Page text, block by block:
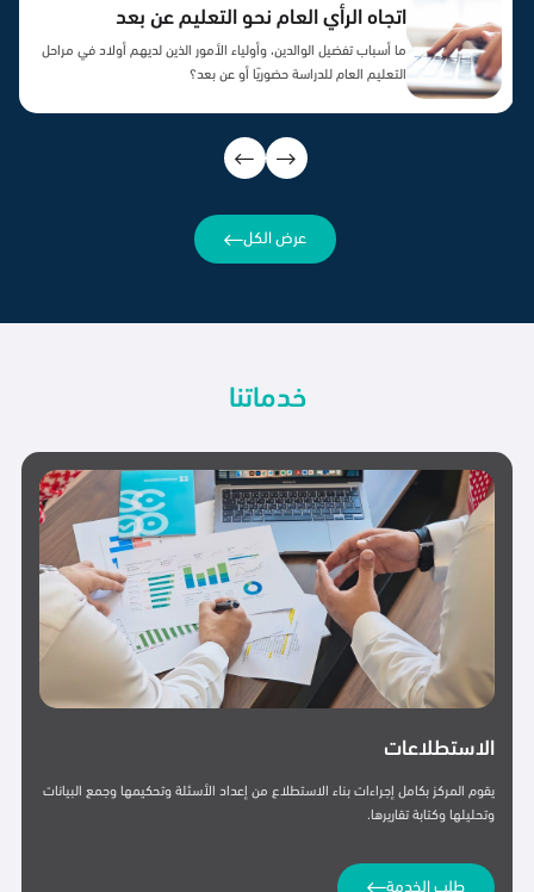
تصور المجتمع لرؤية المملكة 2030
التعرف على آراء السعوديين تجاه أوضاعهم الشخصية، وأوضاع البلد
بعد خمس سنوات من تطبيق رؤية المملكة ٢٠٣٠.
عرض الكل
خدماتنا
الاستشارات
يقدم المركز استشارات متكاملة في بناء الاستطلاعات والتأكد من مصداقية جمع
البيانات وتحليل نتائجها. كما يقدم المركز استشاراته في التقارير والدراسات العلمية التي
طلب الخدمة